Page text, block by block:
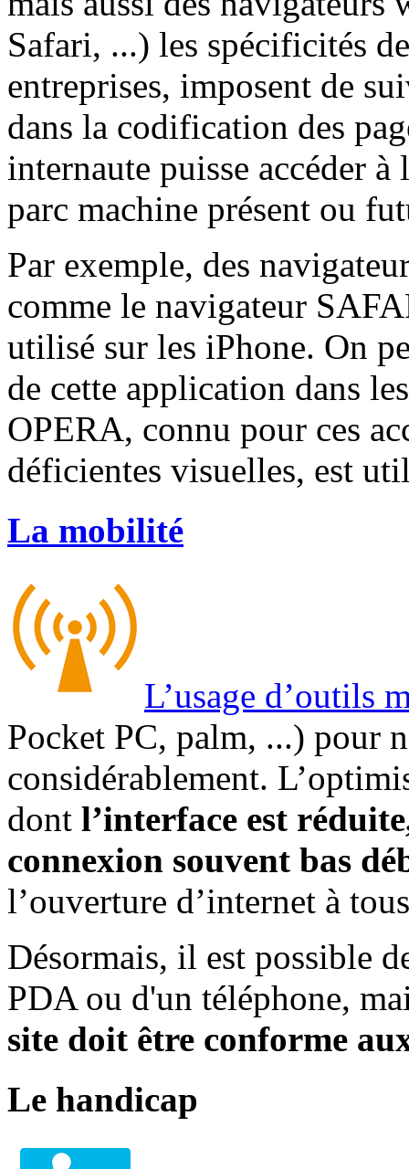
Safari, ...) les spécificités
entreprises, imposent de
dans la codification des
internaute puisse accéder
parc machine présent ou
Par exemple, des
comme le navigateur
utilisé sur les iPhone. On
de cette application dans
OPERA, connu pour ces
déficientes visuelles, est
La mobilité
L’usage d’outils
Pocket PC, palm, ...) pour
considérablement.
dont l’interface est
connexion souvent bas
l’ouverture d’internet à
Désormais, il est possible
PDA ou d'un téléphone,
site doit être conforme
Le handicap